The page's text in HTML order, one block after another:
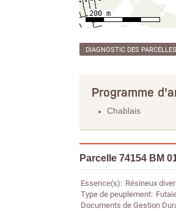
DIAGNOSTIC DES PARCELLES
Programme
Chablais
Parcelle 74154 BM
Essence(s) Résineux
Type de peuplement
Documents de Gestion